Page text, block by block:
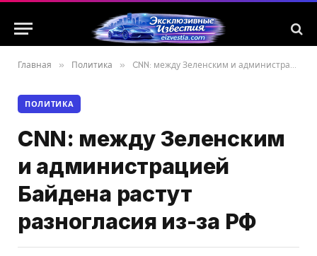
Главная » Политика » CNN: между Зеленским и администрацией Байдена растут разногласия из-за РФ
ПОЛИТИКА
CNN: между Зеленским
и администрацией
Байдена растут
разногласия из-за РФ